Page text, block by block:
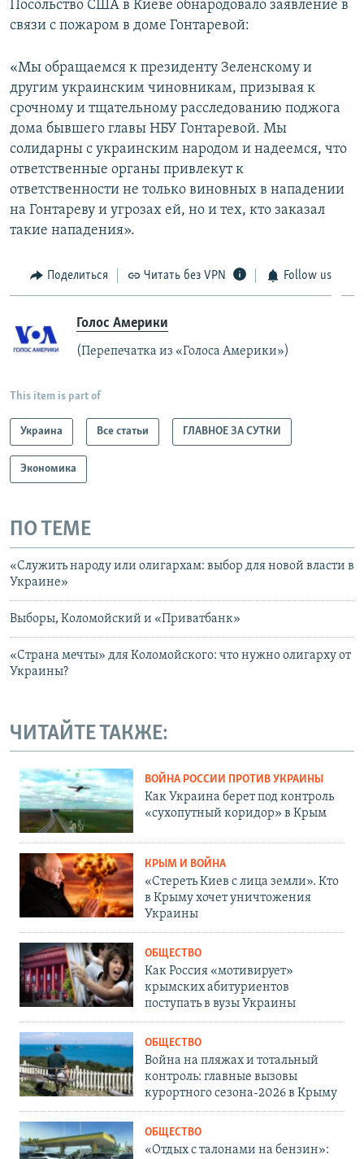
Посольство США в Киеве обнародовало заявление в
связи с пожаром в доме Гонтаревой:
«Мы обращаемся к президенту Зеленскому и
другим украинским чиновникам, призывая к
срочному и тщательному расследованию поджога
дома бывшего главы НБУ Гонтаревой. Мы
солидарны с украинским народом и надеемся, что
ответственные органы привлекут к
ответственности не только виновных в нападении
на Гонтареву и угрозах ей, но и тех, кто заказал
такие нападения».
Поделиться Читать без VPN Follow us
Голос Америки
(Перепечатка из «Голоса Америки»)
This item is part of
Украина Все статьи ГЛАВНОЕ ЗА СУТКИ
Экономика
ПО ТЕМЕ
«Служить народу или олигархам: выбор для новой власти в
Украине»
Выборы, Коломойский и «Приватбанк»
«Страна мечты» для Коломойского: что нужно олигарху от
Украины?
ЧИТАЙТЕ ТАКЖЕ:
ВОЙНА РОССИИ ПРОТИВ УКРАИНЫ
Как Украина берет под контроль
«сухопутный коридор» в Крым
КРЫМ И ВОЙНА
«Стереть Киев с лица земли». Кто
в Крыму хочет уничтожения
Украины
ОБЩЕСТВО
Как Россия «мотивирует»
крымских абитуриентов
поступать в вузы Украины
ОБЩЕСТВО
Война на пляжах и тотальный
контроль: главные вызовы
курортного сезона-2026 в Крыму
ОБЩЕСТВО
«Отдых с талонами на бензин»: